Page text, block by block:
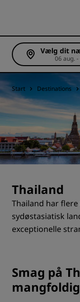
Vælg dit
Start Destinations
Thailand
Thailand har
sydøstasiatisk
exceptionelle
Smag på